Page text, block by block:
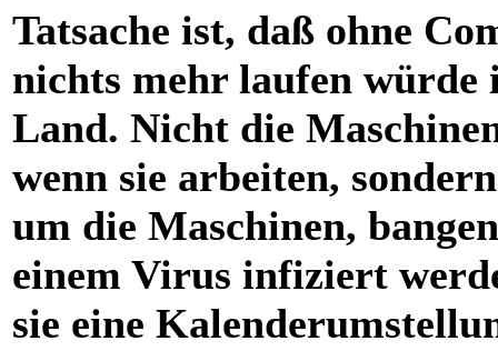
Tatsache ist, daß ohne
nichts mehr laufen würde
Land. Nicht die
wenn sie arbeiten,
um die Maschinen,
einem Virus infiziert
sie eine